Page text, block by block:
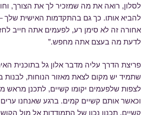
לסלון, רואה את מה שמזכיר לך את הצורך,
להביא אותו. כך גם בהתקדמות האישית שלך
אחורה זה לא סימן רע, לפעמים אתה חייב
לדעת מה בעצם אתה מחפש.”
פריצת הדרך עליה מדבר אלון גל בתוכנית
שתמיד יש מקום לצאת מאזור הנוחות, לבנות
לצפות שלפעמים יקומו קשיים, לתכנן מראש
וכאשר אותם קשיים קמים. ברגע שאנחנו ערים
קשיים, תכנון נכון של התמודדות אל מול